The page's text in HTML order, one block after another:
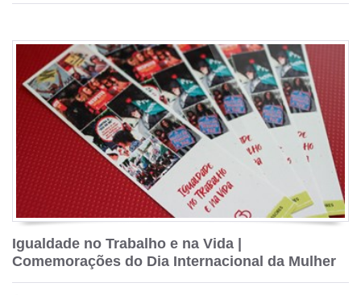
Igualdade no Trabalho e na Vida |
Comemorações do Dia Internacional da Mulher